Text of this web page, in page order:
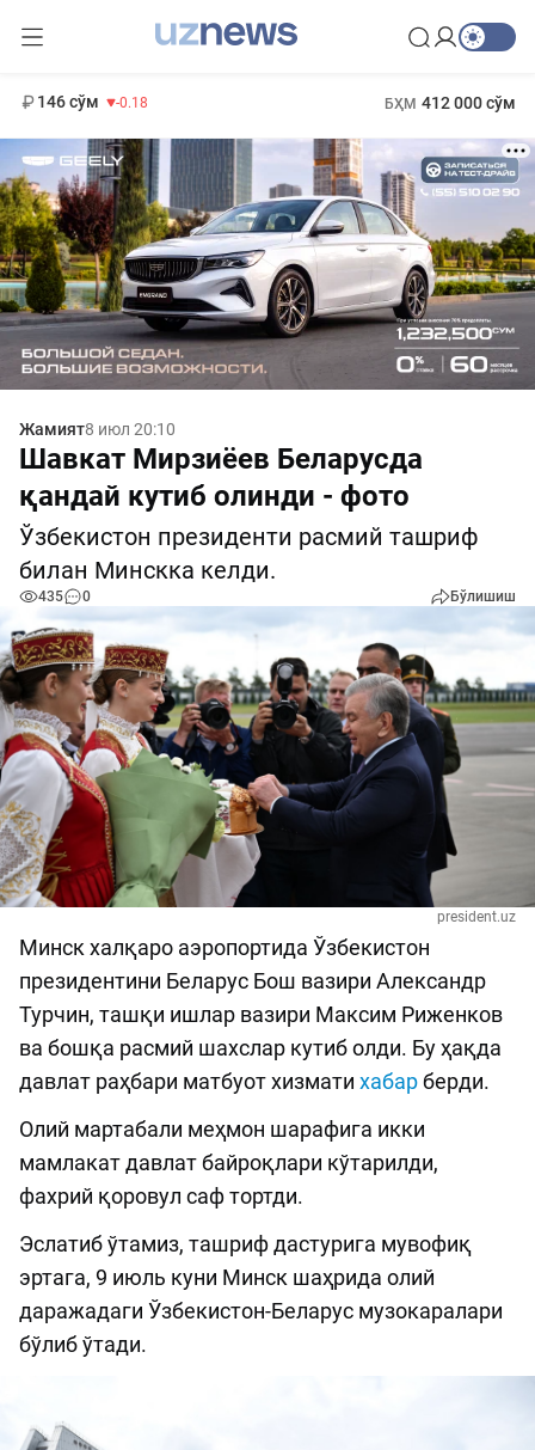
146 сўм -0.18 БҲМ 412 000 сўм
Жамият8 июл 20:10
Шавкат Мирзиёев Беларусда
қандай кутиб олинди - фото
Ўзбекистон президенти расмий ташриф
билан Минскка келди.
435 0 Бўлишиш
president.uz
Минск халқаро аэропортида Ўзбекистон
президентини Беларус Бош вазири Александр
Турчин, ташқи ишлар вазири Максим Риженков
ва бошқа расмий шахслар кутиб олди. Бу ҳақда
давлат раҳбари матбуот хизмати хабарберди.
Олий мартабали меҳмон шарафига икки
мамлакат давлат байроқлари кўтарилди,
фахрий қоровул саф тортди.
Эслатиб ўтамиз, ташриф дастурига мувофиқ
эртага, 9 июль куни Минск шаҳрида олий
даражадаги Ўзбекистон-Беларус музокаралари
бўлиб ўтади.